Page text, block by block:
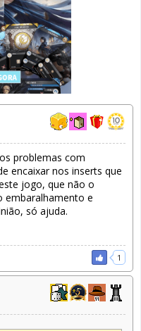
problemas com
encaixar nos inserts que
jogo, que não o
embaralhamento e
só ajuda.
1